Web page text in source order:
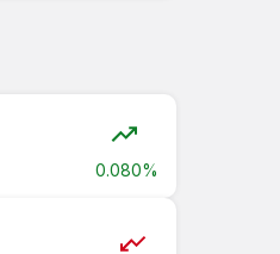
0.080%